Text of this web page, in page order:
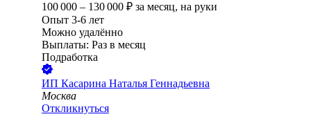
100 000 – 130 000 ₽ за месяц, на руки
Опыт 3-6 лет
Можно удалённо
Выплаты: Раз в месяц
Подработка
ИП Касарина Наталья Геннадьевна
Москва
Откликнуться